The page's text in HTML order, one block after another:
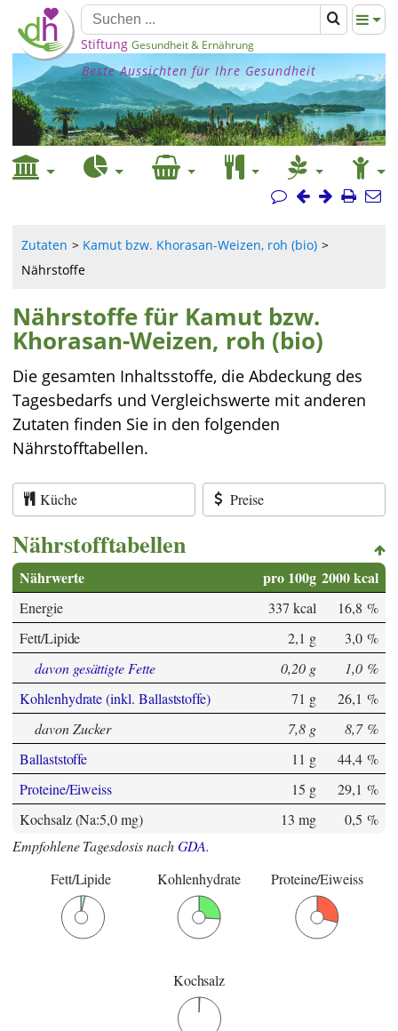
Stiftung Gesundheit & Ernährung
Beste Aussichten für Ihre Gesundheit
Zutaten
Kamut bzw. Khorasan-Weizen, roh (bio)
Nährstoffe
Nährstoffe für Kamut bzw.
Khorasan-Weizen, roh (bio)
Die gesamten Inhaltsstoffe, die Abdeckung des
Tagesbedarfs und Vergleichswerte mit anderen
Zutaten finden Sie in den folgenden
Nährstofftabellen.
Küche Preise
Nährstofftabellen
Nährwerte pro 100g 2000 kcal
Energie 337 kcal
16,8 %
Fett/Lipide
2,1 g
3,0 %
davon gesättigte Fette
0,20 g
1,0 %
Kohlenhydrate (inkl. Ballaststoffe)
71 g
26,1 %
davon Zucker
7,8 g
8,7 %
Ballaststoffe
11 g
44,4 %
Proteine/Eiweiss
15 g
29,1 %
Kochsalz (Na:5,0 mg)
13 mg
0,5 %
Empfohlene Tagesdosis nachGDA.
Fett/Lipide
Kohlenhydrate Proteine/Eiweiss
Kochsalz